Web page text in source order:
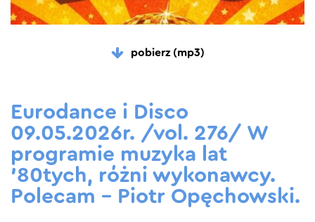
pobierz (mp3)
Eurodance i Disco
09.05.2026r. /vol. 276/ W
programie muzyka lat
’80tych, różni wykonawcy.
Polecam – Piotr Opęchowski.